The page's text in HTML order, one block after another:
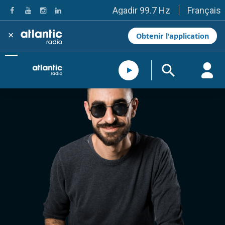
Agadir 99.7 Hz
Tanger 103.3 Hz
Tétouan 87.8 Hz
Fès 98.8 Hz
Meknès 97.2 Hz
El Jadida 97.3
Settat 104,6
Essaouira 96.6
Safi 92.3
Taza 103.0
Taounate 95.6
Tiznit 103.1
SkhourRhamna 92.2
Taroudant 104.9
Guelmim 91.9
Tan-Tan 95.2
Tafraout 104.9
Casablanca 92.5 Hz
Rabat, Salé 106.9 Hz
Marrakech 90.5 Hz
Français
× Obtenir l'application